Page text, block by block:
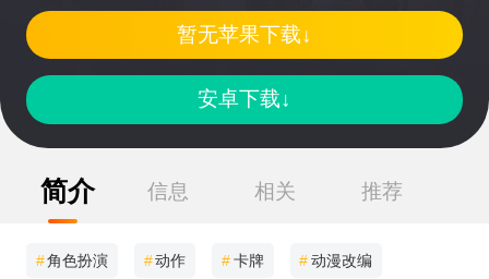
安卓下载↓
暂无苹果下载↓
简介 信息 相关 推荐
#角色扮演 #动作 #卡牌 #动漫改编